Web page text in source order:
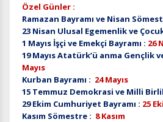
Özel Günler :
Ramazan Bayramı ve Nisan
23 Nisan Ulusal Egemenlik ve
1 Mayıs İşçi ve Emekçi Bayramı : 26
19 Mayıs Atatürk’ü anma Gençlik
Mayıs
Kurban Bayramı : 24 Mayıs
15 Temmuz Demokrasi ve Milli
29 Ekim Cumhuriyet Bayramı : 25
Kasım Sömestre : 8 Kasım